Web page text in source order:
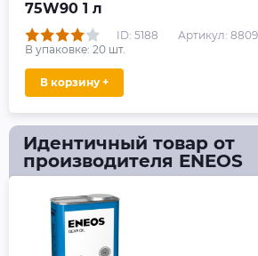
75W90 1 л
ID: 5188
Артикул:
В упаковке: 20 шт.
В корзину +
Идентичный товар от
производителя ENEOS